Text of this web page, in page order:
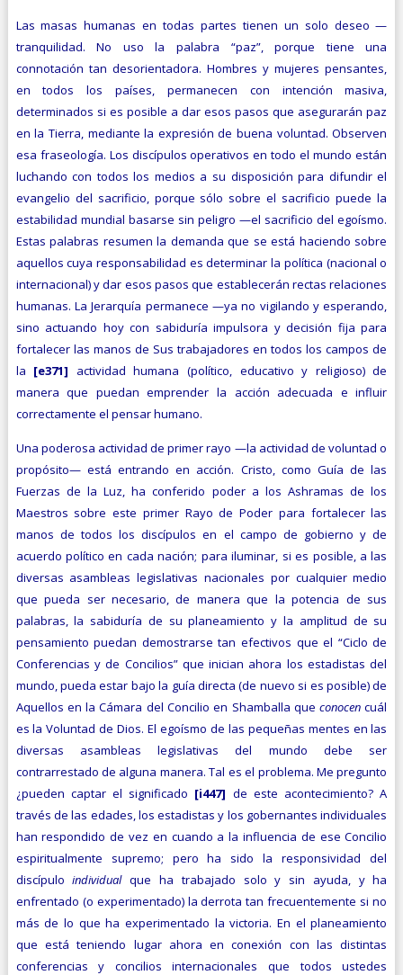
Las masas humanas en todas partes tienen un solo deseo —
tranquilidad. No uso la palabra “paz”, porque tiene una
connotación tan desorientadora. Hombres y mujeres pensantes,
en todos los países, permanecen con intención masiva,
determinados si es posible a dar esos pasos que asegurarán paz
en la Tierra, mediante la expresión de buena voluntad. Observen
esa fraseología. Los discípulos operativos en todo el mundo están
luchando con todos los medios a su disposición para difundir el
evangelio del sacrificio, porque sólo sobre el sacrificio puede la
estabilidad mundial basarse sin peligro —el sacrificio del egoísmo.
Estas palabras resumen la demanda que se está haciendo sobre
aquellos cuya responsabilidad es determinar la política (nacional o
internacional) y dar esos pasos que establecerán rectas relaciones
humanas. La Jerarquía permanece —ya no vigilando y esperando,
sino actuando hoy con sabiduría impulsora y decisión fija para
fortalecer las manos de Sus trabajadores en todos los campos de
la [e371] actividad humana (político, educativo y religioso) de
manera que puedan emprender la acción adecuada e influir
correctamente el pensarhumano.
Una poderosa actividad de primer rayo —la actividad de voluntad o
propósito— está entrando en acción. Cristo, como Guía de las
Fuerzas de la Luz, ha conferido poder a los Ashramas de los
Maestros sobre este primer Rayo de Poder para fortalecer las
manos de todos los discípulos en el campo de gobierno y de
acuerdo político en cada nación; para iluminar, si es posible, a las
diversas asambleas legislativas nacionales por cualquier medio
que pueda ser necesario, de manera que la potencia de sus
palabras, la sabiduría de su planeamiento y la amplitud de su
pensamiento puedan demostrarse tan efectivos que el “Ciclo de
Conferencias y de Concilios” que inician ahora los estadistas del
mundo, pueda estar bajo la guía directa (de nuevo si es posible) de
Aquellos en la Cámara del Concilio en Shamballa queconocencuál
es la Voluntad de Dios. El egoísmo de las pequeñas mentes en las
diversas asambleas legislativas del mundo debe ser
contrarrestado de alguna manera. Tal es el problema. Me pregunto
¿pueden captar el significado [i447] de este acontecimiento? A
través de las edades, los estadistas y los gobernantes indivi­duales
han respondido de vez en cuando a la influencia de ese Concilio
espiritualmente supremo; pero ha sido la responsividad del
discípuloindividualque ha trabajado solo y sin ayuda, y ha
enfrentado (o experimentado) la derrota tan frecuentemente si no
más de lo que ha experimentado la victoria. En el planeamiento
que está teniendo lugar ahora en conexión con las distintas
conferencias y concilios internacionales que todos ustedes